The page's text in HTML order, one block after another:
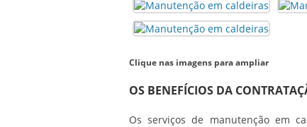
Clique nas imagens para ampliar
OS BENEFÍCIOS DA
Os serviços de manutenção em